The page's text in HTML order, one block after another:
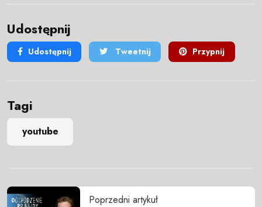
Udostępnij
Udostępnij Tweetnij Przypnij
Tagi
youtube
Poprzedni artykuł